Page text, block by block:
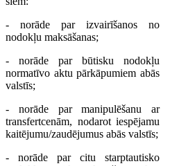
- norāde par izvairīšanos no
nodokļu maksāšanas;
- norāde par būtisku nodokļu
normatīvo aktu pārkāpumiem abās
valstīs;
- norāde par manipulēšanu ar
transfertcenām, nodarot iespējamu
kaitējumu/zaudējumus abās valstīs;
- norāde par citu starptautisko